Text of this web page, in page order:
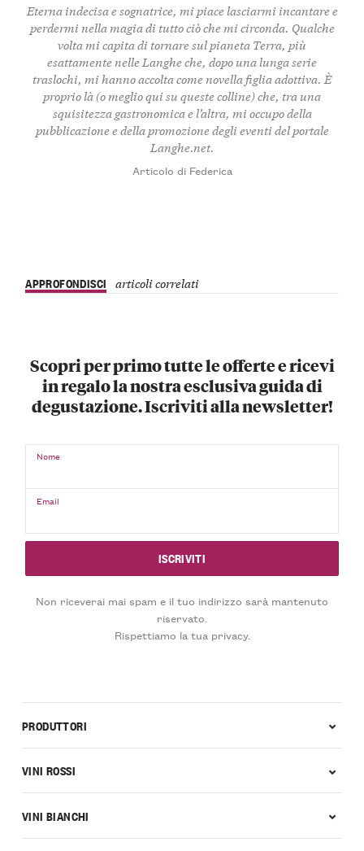
Eterna indecisa e sognatrice, mi piace lasciarmi incantare e
perdermi nella magia di tutto ciò che mi circonda. Qualche
volta mi capita di tornare sul pianeta Terra, più
esattamente nelle Langhe che, dopo una lunga serie
traslochi, mi hanno accolta come novella figlia adottiva. È
proprio là (o meglio qui su queste colline) che, tra una
squisitezza gastronomica e l’altra, mi occupo della
pubblicazione e della promozione degli eventi del portale
Langhe.net.
Articolo di Federica
APPROFONDISCI articoli correlati
Scopri per primo tutte le offerte e ricevi
in regalo la nostra esclusiva guida di
degustazione. Iscriviti alla newsletter!
Nome
Email
Non riceverai mai spam e il tuo indirizzo sarà mantenuto
riservato.
Rispettiamo la tua privacy.
PRODUTTORI
VINI ROSSI
VINI BIANCHI